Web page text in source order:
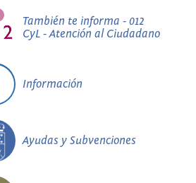
También te informa - 012
CyL - Atención al Ciudadano
Información
Ayudas y Subvenciones